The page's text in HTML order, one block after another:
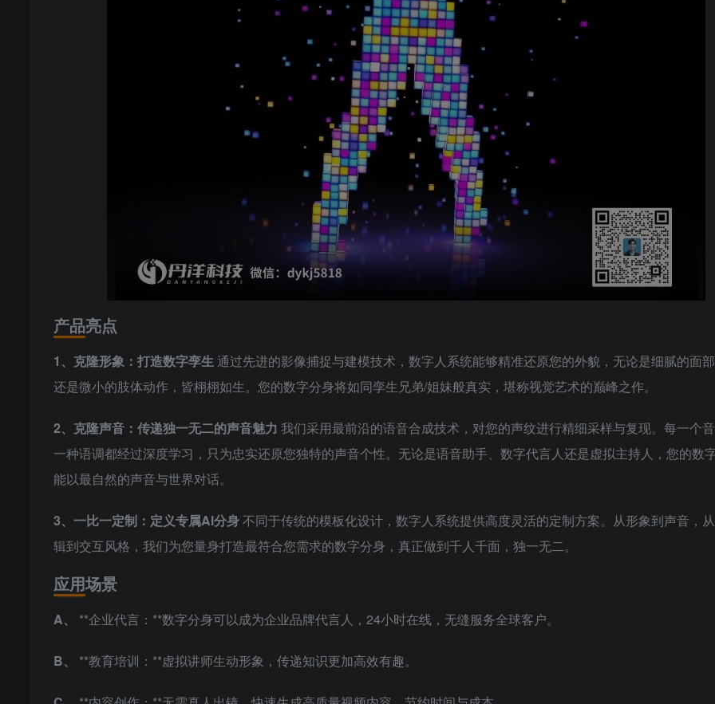
产品亮点
1、克隆形象：打造数字孪生通过先进的影像捕捉与建模技术，数字人系统能够精准还原您的外貌，无论是细腻的面
还是微小的肢体动作，皆栩栩如生。您的数字分身将如同孪生兄弟/姐妹般真实，堪称视觉艺术的巅峰之作。
2、克隆声音：传递独一无二的声音魅力 我们采用最前沿的语音合成技术，对您的声纹进行精细采样与复现。每一个
一种语调都经过深度学习，只为忠实还原您独特的声音个性。无论是语音助手、数字代言人还是虚拟主持人，您的数
能以最自然的声音与世界对话。
3、一比一定制：定义专属AI分身不同于传统的模板化设计，数字人系统提供高度灵活的定制方案。从形象到声音，
辑到交互风格，我们为您量身打造最符合您需求的数字分身，真正做到千人千面，独一无二。
应用场景
A、 **企业代言：**数字分身可以成为企业品牌代言人，24小时在线，无缝服务全球客户。
B、 **教育培训：**虚拟讲师生动形象，传递知识更加高效有趣。